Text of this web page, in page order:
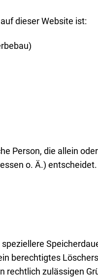
dieser Website ist:
Person, die allein
o. Ä.) entscheidet.
berechtigtes
zulässigen